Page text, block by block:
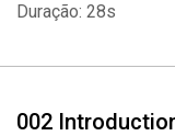
Duração: 28s
002